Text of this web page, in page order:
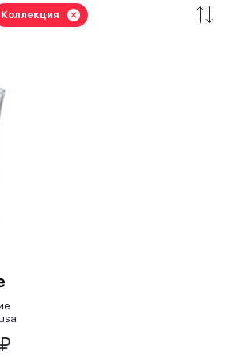
Коллекция